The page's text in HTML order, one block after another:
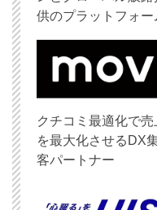
供のプラットフォー
クチコミ最適化で売
を最大化させるDX
客パートナー